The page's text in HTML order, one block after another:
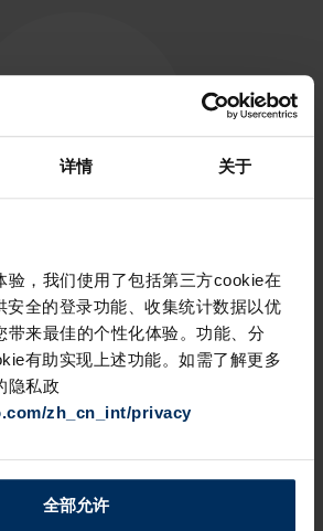
详情 关于
验，我们使用了包括第三方cookie在
安全的登录功能、收集统计数据以优
带来最佳的个性化体验。功能、分
有助实现上述功能。如需了解更多
隐私政
zh_cn_int/privacy
全部允许
设有销售、设计和客服中心